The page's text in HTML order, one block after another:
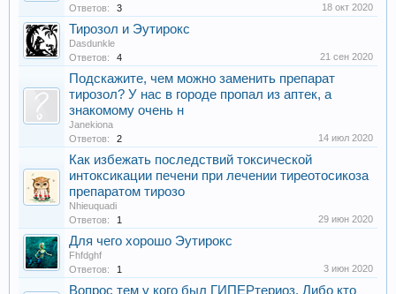
Ответов:
3 18 окт 2020
Тирозол и Эутирокс
Dasdunkle
Ответов:
4 21 сен 2020
Подскажите, чем можно заменить препарат
тирозол? У нас в городе пропал из аптек, а
знакомому очень н
Janekiona
Ответов:
2 14 июл 2020
Как избежать последствий токсической
интоксикации печени при лечении тиреотосикоза
препаратом тирозо
Nhieuquadi
Ответов:
1 29 июн 2020
Для чего хорошо Эутирокс
Fhfdghf
Ответов:
1 3 июн 2020
Вопрос тем у кого был ГИПЕРтериоз. Либо кто